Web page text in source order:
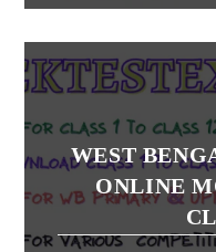
WEST
ONLINE